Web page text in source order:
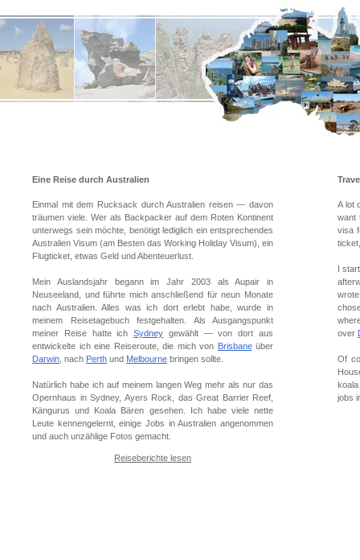
Eine Reise durch Australien
Einmal mit dem Rucksack durch Australien reisen — davon
träumen viele. Wer als Backpacker auf dem Roten Kontinent
unterwegs sein möchte, benötigt lediglich ein entsprechendes
Australien Visum (am Besten das Working Holiday Visum), ein
Flugticket, etwas Geld und Abenteuerlust.
Mein Auslandsjahr begann im Jahr 2003 als Aupair in
Neuseeland, und führte mich anschließend für neun Monate
nach Australien. Alles was ich dort erlebt habe, wurde in
meinem Reisetagebuch festgehalten. Als Ausgangspunkt
meiner Reise hatte ichSydney gewählt — von dort aus
entwickelte ich eine Reiseroute, die mich von Brisbaneüber
Darwin , nach Perth und Melbourne bringen sollte.
Natürlich habe ich auf meinem langen Weg mehr als nur das
Opernhaus in Sydney, Ayers Rock, das Great Barrier Reef,
Kängurus und Koala Bären gesehen. Ich habe viele nette
Leute kennengelernt, einige Jobs in Australien angenommen
und auch unzählige Fotos gemacht.
Reiseberichte lesen
A lot
want
visa
I
over
Of
jobs